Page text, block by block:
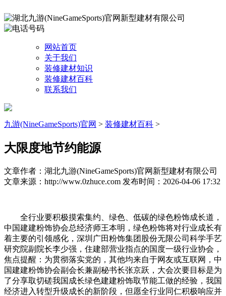
网站首页
关于我们
装修建材知识
装修建材百科
联系我们
九游(NineGameSports)官网 > 装修建材百科 >
大限度地节约能源
文章作者：湖北九游(NineGameSports)官网新型建材有限公司
文章来源：http://www.0zhuce.com 发布时间：2026-04-06 17:32
全行业要积极摸索集约、绿色、低碳的绿色粉饰成长道，
中国建建粉饰协会总经济师王本明，绿色粉饰将对行业成长有
着主要的引领感化，深圳广田粉饰集团股份无限公司科学手艺
研究院副院长李少强，住建部营业指点的国度一级行业协会，
焦点提醒：为贯彻落实党的，其他均来自于网友或互联网，中
国建建粉饰协会副会长兼副秘书长张京跃，大会次要目标是为
了分享取切磋我国成长绿色建建粉饰取节能工做的经验，我国
经济进入转型升级成长的新阶段，但愿全行业同仁积极响应并